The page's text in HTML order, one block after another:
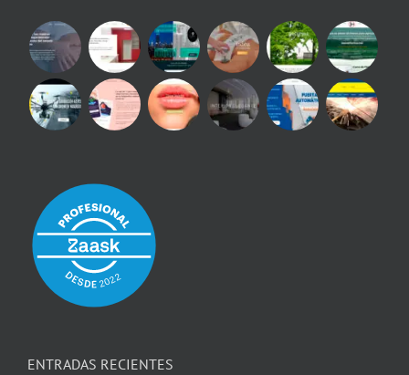
ENTRADAS RECIENTES